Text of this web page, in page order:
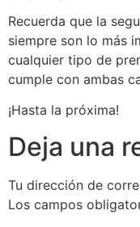
Recuerda que la
siempre son lo más
cualquier tipo de
cumple con ambas
¡Hasta la próxima!
Deja una
Tu dirección de
Los campos